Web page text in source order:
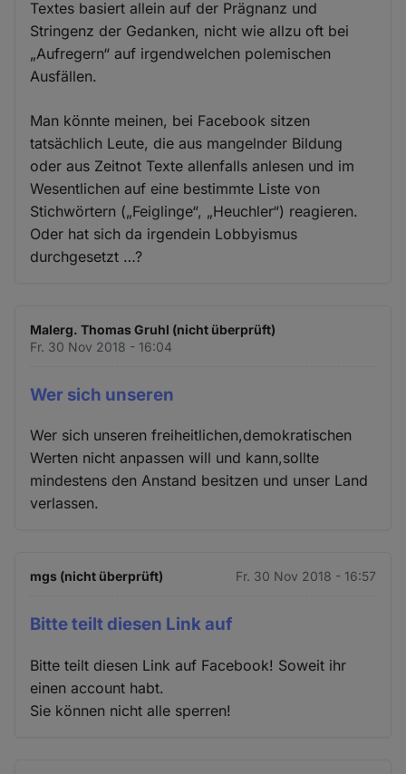
Textes basiert allein auf der Prägnanz und
Stringenz der Gedanken, nicht wie allzu oft bei
„Aufregern“ auf irgendwelchen polemischen
Ausfällen.
Man könnte meinen, bei Facebook sitzen
tatsächlich Leute, die aus mangelnder Bildung
oder aus Zeitnot Texte allenfalls anlesen und im
Wesentlichen auf eine bestimmte Liste von
Stichwörtern („Feiglinge“, „Heuchler“) reagieren.
Oder hat sich da irgendein Lobbyismus
durchgesetzt …?
Malerg. Thomas Gruhl (nicht überprüft)
Fr. 30 Nov 2018 - 16:04
Wer sich unseren
Wer sich unseren freiheitlichen,demokratischen
Werten nicht anpassen will und kann,sollte
mindestens den Anstand besitzen und unser Land
verlassen.
mgs (nicht überprüft) Fr. 30 Nov 2018 - 16:57
Bitte teilt diesen Link auf
Bitte teilt diesen Link auf Facebook! Soweit ihr
einen account habt.
Sie können nicht alle sperren!